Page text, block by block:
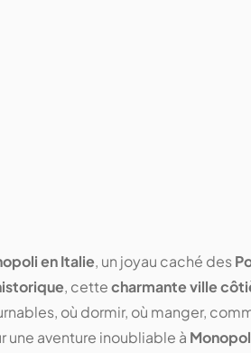
en Italie, un joyau caché des
, cettecharmante ville
où dormir, où manger,
une aventure inoubliable à